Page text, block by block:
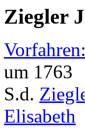
Ziegler
um 1763
S.d.
Elisabeth